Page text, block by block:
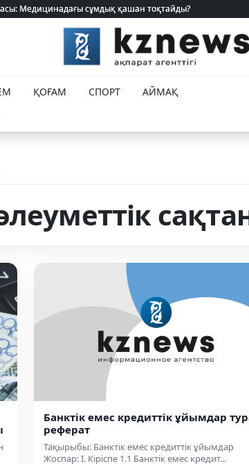
Медицинадағы сұмдық қашан тоқтайды?
Медицинадағы сұмдық қашан тоқтайды?
ҚОҒАМ СПОРТ
АЙМАҚ
Банктік емес кредиттік ұйымдар
реферат
Тақырыбы: Банктік емес кредиттік ұйымдар
Жоспар: І. Кіріспе 1.1 Банктік емес кредит...